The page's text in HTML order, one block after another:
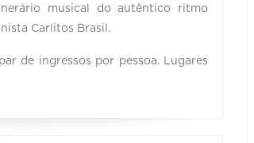
musical do autêntico ritmo
Carlitos Brasil.
de ingressos por pessoa. Lugares